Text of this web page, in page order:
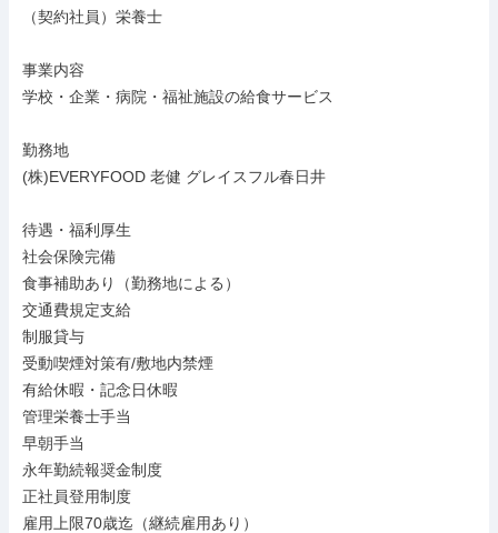
（契約社員）栄養士
事業内容
学校・企業・病院・福祉施設の給食サービス
勤務地
(株)EVERYFOOD 老健 グレイスフル春日井
待遇・福利厚生
社会保険完備
食事補助あり（勤務地による）
交通費規定支給
制服貸与
受動喫煙対策有/敷地内禁煙
有給休暇・記念日休暇
管理栄養士手当
早朝手当
永年勤続報奨金制度
正社員登用制度
雇用上限70歳迄（継続雇用あり）